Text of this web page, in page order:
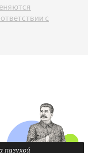
с
пазухой